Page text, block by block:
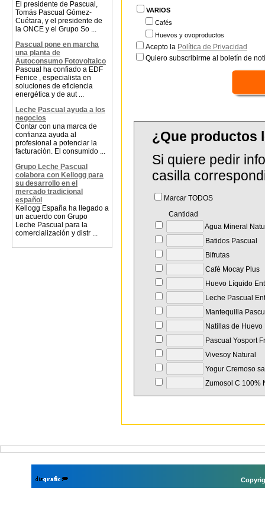
El presidente de Pascual,
Tomás Pascual Gómez-
Cuétara, y el presidente de
la ONCE y el Grupo So ...
Pascual pone en marcha
una planta de
Autoconsumo Fotovoltaico
Pascual ha confiado a EDF
Fenice , especialista en
soluciones de eficiencia
energética y de aut ...
Leche Pascual ayuda a los
negocios
Contar con una marca de
confianza ayuda al
profesional a potenciar la
facturación. El consumido ...
Grupo Leche Pascual
colabora con Kellogg para
su desarrollo en el
mercado tradicional
español
Kellogg España ha llegado a
un acuerdo con Grupo
Leche Pascual para la
comercialización y distr ...
VARIOS
Cafés
Huevos y ovoproductos
Acepto la Política de Privacidad
Quiero subscribirme al boletín de
¿Que productos
Si quiere pedir
casilla
Marcar TODOS
Cantidad
Agua Mineral
Batidos Pascual
Bifrutas
Café Mocay Plus
Huevo Líquido
Leche Pascual
Mantequilla
Natillas de Huevo
Pascual Yosport
Vivesoy Natural
Yogur Cremoso
Zumosol C 100%